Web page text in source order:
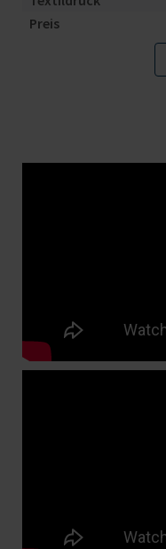
Preis